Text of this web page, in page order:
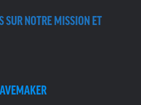
SUR NOTRE MISSION ET